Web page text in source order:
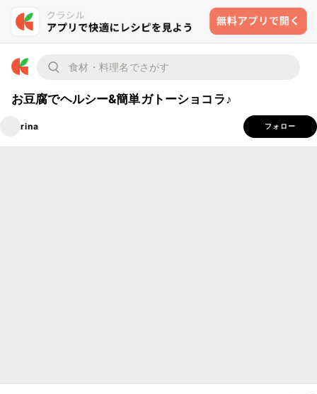
お豆腐でヘルシー&簡単ガトーショコラ♪
rina フォロー